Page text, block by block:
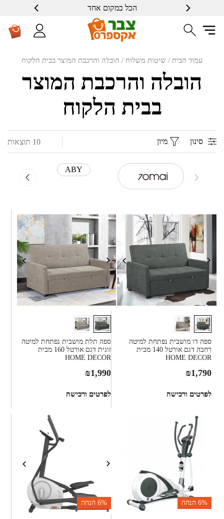
הכל במקום אחד
עמוד הבית / שיטות משלוח / הובלה והרכבת המוצר בבית הלקוח
הובלה והרכבת המוצר
בבית הלקוח
סינון מיון 10 תוצאות
ABY
ספה דו מושבית נפתחת למיטה
רחבה דגם אורטל 140 מבית
HOME DECOR
₪1,790
לפרטים ורכישה
ספה תלת מושבית נפתחת למיטה
זוגית דגם אורטל 160 מבית
HOME DECOR
₪1,990
לפרטים ורכישה
6% הנחה 6% הנחה